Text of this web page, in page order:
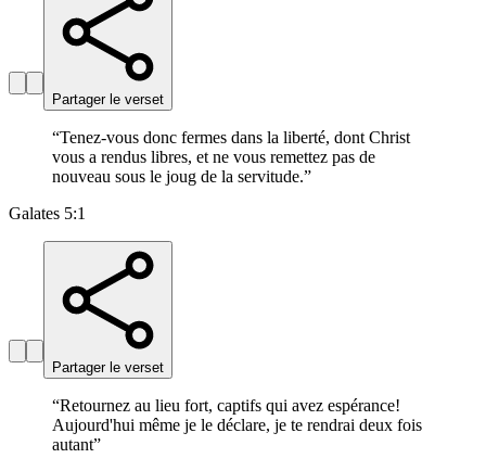
Partager le verset
“Tenez-vous donc fermes dans la liberté, dont Christ
vous a rendus libres, et ne vous remettez pas de
nouveau sous le joug de la servitude.”
Galates 5:1
Partager le verset
“Retournez au lieu fort, captifs qui avez espérance!
Aujourd'hui même je le déclare, je te rendrai deux fois
autant”